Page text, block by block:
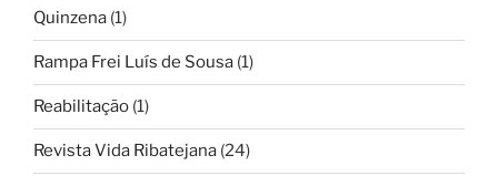
Quinzena (1)
Rampa Frei Luís de Sousa (1)
Reabilitação (1)
Revista Vida Ribatejana (24)